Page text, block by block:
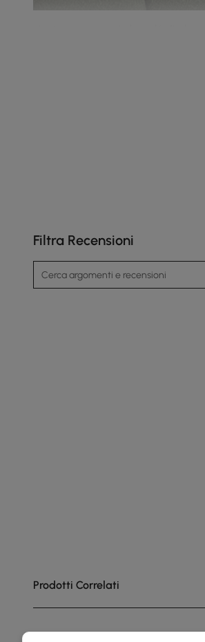
Filtra Recensioni
Prodotti Correlati